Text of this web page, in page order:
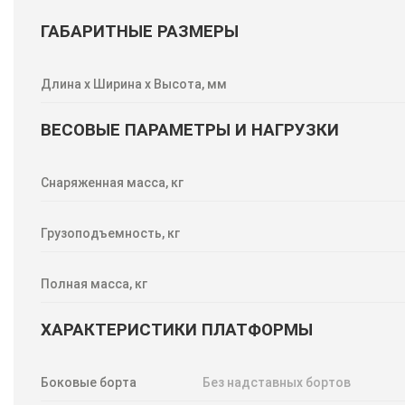
ГАБАРИТНЫЕ РАЗМЕРЫ
Длина х Ширина х Высота, мм
ВЕСОВЫЕ ПАРАМЕТРЫ И НАГРУЗКИ
Снаряженная масса, кг
Грузоподъемность, кг
Полная масса, кг
ХАРАКТЕРИСТИКИ ПЛАТФОРМЫ
Боковые борта Без надставных бортов